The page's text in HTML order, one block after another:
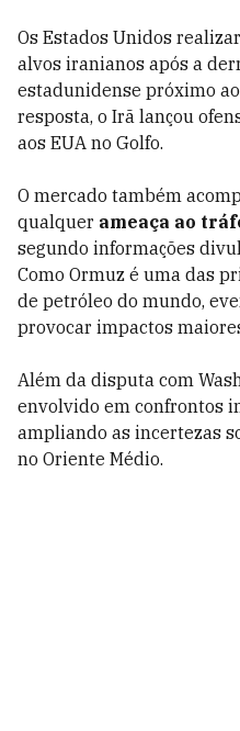
Os Estados Unidos
alvos iranianos após a
estadunidense próximo ao
resposta, o Irã lançou
aos EUA no Golfo.
O mercado também
qualquer ameaça ao
segundo informações
Como Ormuz é uma das
de petróleo do mundo,
provocar impactos
Além da disputa com
envolvido em confrontos
ampliando as incertezas
no Oriente Médio.